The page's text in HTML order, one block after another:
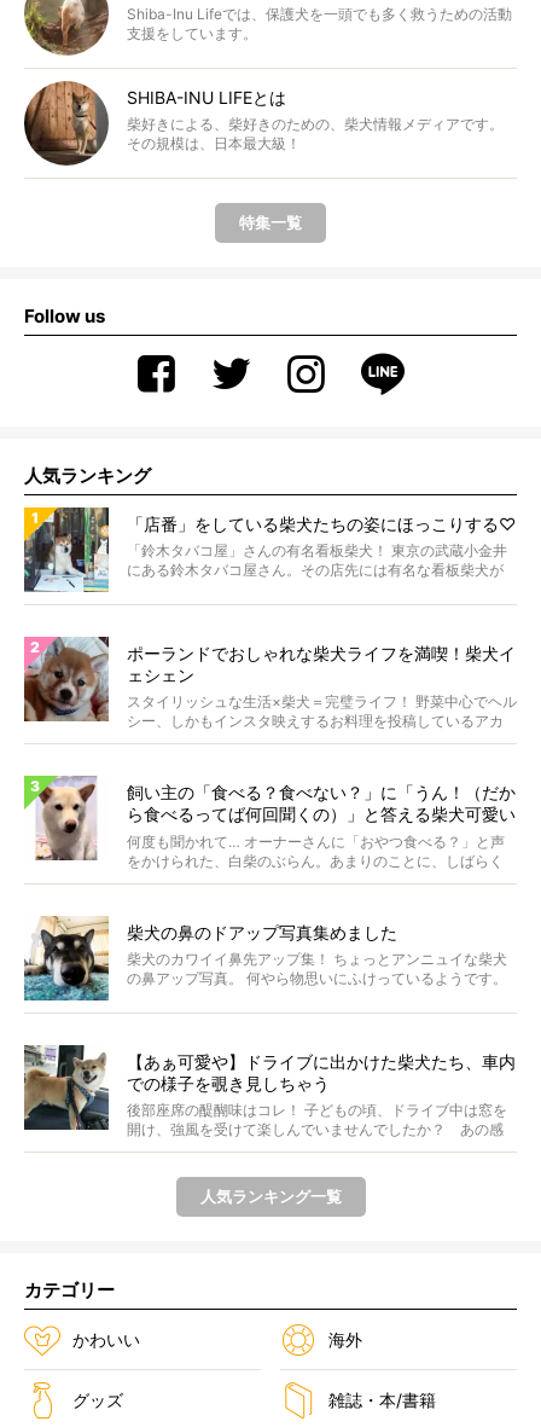
Shiba-Inu Lifeでは、保護犬を一頭でも多く救うための活動
支援をしています。
SHIBA-INU LIFEとは
柴好きによる、柴好きのための、柴犬情報メディアです。
その規模は、日本最大級！
特集一覧
Follow us
人気ランキング
「店番」をしている柴犬たちの姿にほっこりする♡
「鈴木タバコ屋」さんの有名看板柴犬！ 東京の武蔵小金井
にある鈴木タバコ屋さん。その店先には有名な看板柴犬が
ポーランドでおしゃれな柴犬ライフを満喫！柴犬イ
ェシェン
スタイリッシュな生活×柴犬＝完璧ライフ！ 野菜中心でヘル
シー、しかもインスタ映えするお料理を投稿しているアカ
ウ...
飼い主の「食べる？食べない？」に「うん！（だか
ら食べるってば何回聞くの）」と答える柴犬可愛い
【動画】
何度も聞かれて… オーナーさんに「おやつ食べる？」と声
をかけられた、白柴のぶらん。あまりのことに、しばらく
フリ...
柴犬の鼻のドアップ写真集めました
柴犬のカワイイ鼻先アップ集！ ちょっとアンニュイな柴犬
の鼻アップ写真。 何やら物思いにふけっているようです。
【あぁ可愛や】ドライブに出かけた柴犬たち、車内
での様子を覗き見しちゃう
後部座席の醍醐味はコレ！ 子どもの頃、ドライブ中は窓を
開け、強風を受けて楽しんでいませんでしたか？ あの感
じが...
人気ランキング一覧
カテゴリー
かわいい 海外
グッズ 雑誌・本/書籍